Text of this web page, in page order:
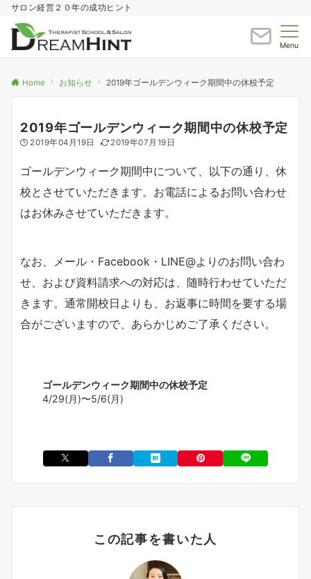
サロン経営２０年の成功ヒント
Menu
Home お知らせ 2019年ゴールデンウィーク期間中の休校予定
2019年ゴールデンウィーク期間中の休校予定
2019年04月19日 2019年07月19日
ゴールデンウィーク期間中について、以下の通り、休
校とさせていただきます。お電話によるお問い合わせ
はお休みさせていただきます。
なお、メール・Facebook・LINE@よりのお問い合わ
せ、および資料請求への対応は、随時行わせていただ
きます。通常開校日よりも、お返事に時間を要する場
合がございますので、あらかじめご了承ください。
ゴールデンウィーク期間中の休校予定
4/29(月)〜5/6(月)
この記事を書いた人